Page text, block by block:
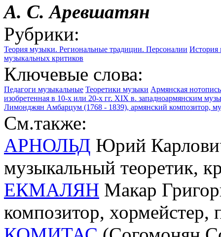
А. С. Аревшатян
Рубрики:
Теория музыки. Региональные традиции. Персоналии История
музыкальных критиков
Ключевые слова:
Педагоги музыкальные Теоретики музыки Армянская
изобретенная в 10-х или 20-х гг. XIX в. западноармянским
Лимонджян Амбарцум (1768 - 1839), армянский композитор,
См.также:
АРНОЛЬД Юрий
музыкальный теоретик,
ЕКМАЛЯН Макар
композитор, хормейстер,